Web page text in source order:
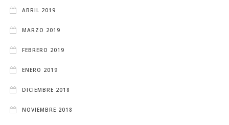
ABRIL 2019
MARZO 2019
FEBRERO 2019
ENERO 2019
DICIEMBRE 2018
NOVIEMBRE 2018